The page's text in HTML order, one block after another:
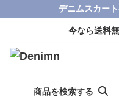
デニムスカー
今なら送料
商品を検索する